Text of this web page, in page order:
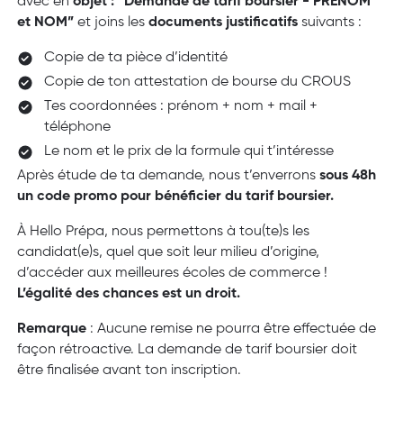
et NOM” et joins lesdocuments justificatifs suivants :
Copie de ta pièce d’identité
Copie de ton attestation de bourse du CROUS
Tes coordonnées : prénom + nom + mail +
téléphone
Le nom et le prix de la formule qui t’intéresse
Après étude de ta demande, nous t’enverronssous 48h
un code promo pour bénéficier du tarif boursier.
À Hello Prépa, nous permettons à tou(te)s les
candidat(e)s, quel que soit leur milieu d’origine,
d’accéder aux meilleures écoles de commerce !
L’égalité des chances est un droit.
Remarque : Aucune remise ne pourra être effectuée de
façon rétroactive. La demande de tarif boursier doit
être finalisée avant ton inscription.